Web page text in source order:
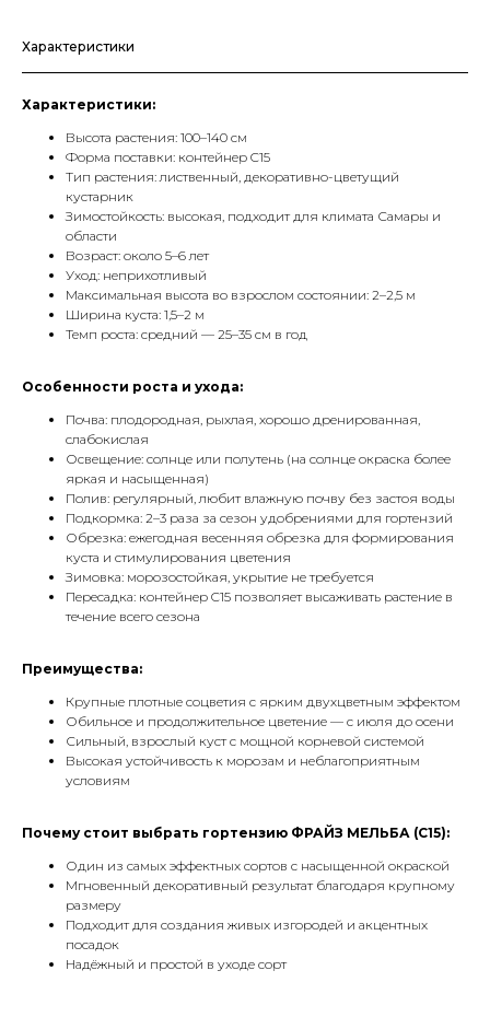
Характеристики
Характеристики:
Высота растения: 100–140 см
Форма поставки: контейнер C15
Тип растения: лиственный, декоративно-цветущий
кустарник
Зимостойкость: высокая, подходит для климата Самары и
области
Возраст: около 5–6 лет
Уход: неприхотливый
Максимальная высота во взрослом состоянии: 2–2,5 м
Ширина куста: 1,5–2 м
Темп роста: средний — 25–35 см в год
Особенности роста и ухода:
Почва: плодородная, рыхлая, хорошо дренированная,
слабокислая
Освещение: солнце или полутень (на солнце окраска более
яркая и насыщенная)
Полив: регулярный, любит влажную почву без застоя воды
Подкормка: 2–3 раза за сезон удобрениями для гортензий
Обрезка: ежегодная весенняя обрезка для формирования
куста и стимулирования цветения
Зимовка: морозостойкая, укрытие не требуется
Пересадка: контейнер C15 позволяет высаживать растение в
течение всего сезона
Преимущества:
Крупные плотные соцветия с ярким двухцветным эффектом
Обильное и продолжительное цветение — с июля до осени
Сильный, взрослый куст с мощной корневой системой
Высокая устойчивость к морозам и неблагоприятным
условиям
Почему стоит выбрать гортензию ФРАЙЗ МЕЛЬБА (C15):
Один из самых эффектных сортов с насыщенной окраской
Мгновенный декоративный результат благодаря крупному
размеру
Подходит для создания живых изгородей и акцентных
посадок
Надёжный и простой в уходе сорт